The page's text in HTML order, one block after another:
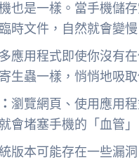
也是一樣。當手機儲
時文件，自然就會變慢
應用程式即使你沒有
生蟲一樣，悄悄地吸
瀏覽網頁、使用應用
會堵塞手機的「血管
版本可能存在一些漏